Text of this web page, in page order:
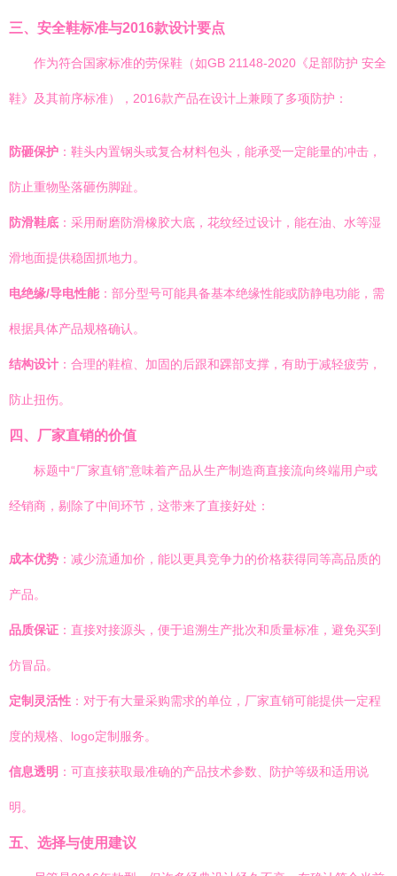
三、安全鞋标准与2016款设计要点
作为符合国家标准的劳保鞋（如GB 21148-2020《足部防护 安全
鞋》及其前序标准），2016款产品在设计上兼顾了多项防护：
防砸保护 ：鞋头内置钢头或复合材料包头，能承受一定能量的冲击，
防止重物坠落砸伤脚趾。
防滑鞋底 ：采用耐磨防滑橡胶大底，花纹经过设计，能在油、水等湿
滑地面提供稳固抓地力。
电绝缘/导电性能：部分型号可能具备基本绝缘性能或防静电功能，需
根据具体产品规格确认。
结构设计 ：合理的鞋楦、加固的后跟和踝部支撑，有助于减轻疲劳，
防止扭伤。
四、厂家直销的价值
标题中“厂家直销”意味着产品从生产制造商直接流向终端用户或
经销商，剔除了中间环节，这带来了直接好处：
成本优势 ：减少流通加价，能以更具竞争力的价格获得同等高品质的
产品。
品质保证 ：直接对接源头，便于追溯生产批次和质量标准，避免买到
仿冒品。
定制灵活性 ：对于有大量采购需求的单位，厂家直销可能提供一定程
度的规格、logo定制服务。
信息透明 ：可直接获取最准确的产品技术参数、防护等级和适用说
明。
五、选择与使用建议